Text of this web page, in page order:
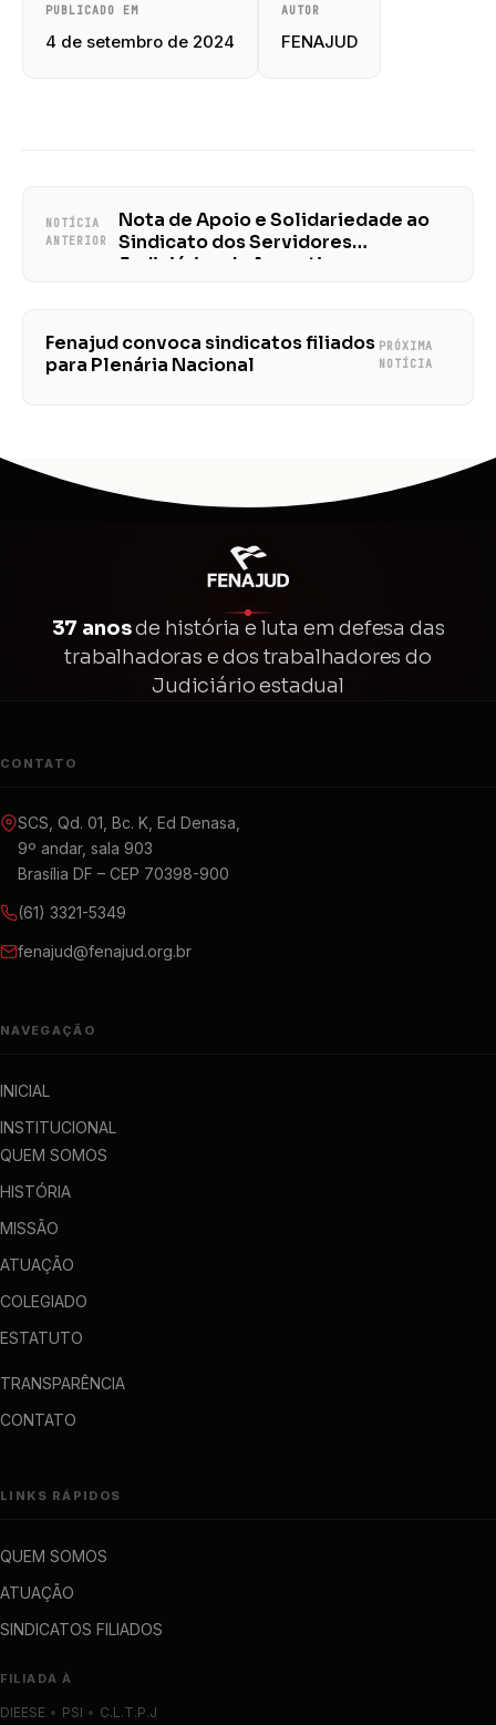
PUBLICADO EM
4 de setembro de 2024
AUTOR
FENAJUD
NOTÍCIA
ANTERIOR
Nota de Apoio e Solidariedade ao
Sindicato dos Servidores
Judiciários da Argentina
Fenajud convoca sindicatos filiados
para Plenária Nacional
PRÓXIMA
NOTÍCIA
37 anosde história e luta em defesa das
trabalhadoras e dos trabalhadores do
Judiciário estadual
CONTATO
SCS, Qd. 01, Bc. K, Ed Denasa,
9º andar, sala 903
Brasília DF – CEP 70398-900
(61) 3321-5349
fenajud@fenajud.org.br
NAVEGAÇÃO
INICIAL
INSTITUCIONAL
QUEM SOMOS
HISTÓRIA
MISSÃO
ATUAÇÃO
COLEGIADO
ESTATUTO
TRANSPARÊNCIA
CONTATO
LINKS RÁPIDOS
QUEM SOMOS
ATUAÇÃO
SINDICATOS FILIADOS
FILIADA À
DIEESE • PSI • C.L.T.P.J